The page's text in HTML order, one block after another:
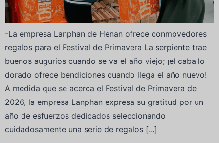
-La empresa Lanphan de Henan ofrece conmovedores
regalos para el Festival de Primavera La serpiente trae
buenos augurios cuando se va el año viejo; ¡el caballo
dorado ofrece bendiciones cuando llega el año nuevo!
A medida que se acerca el Festival de Primavera de
2026, la empresa Lanphan expresa su gratitud por un
año de esfuerzos dedicados seleccionando
cuidadosamente una serie de regalos [...]